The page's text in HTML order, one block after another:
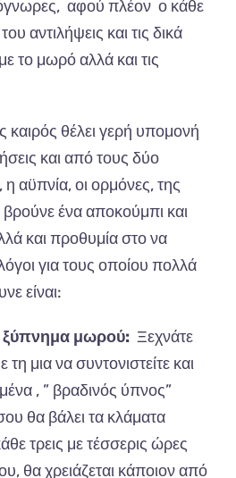
αφού πλέον ο κάθε
αντιλήψεις και τις δικά
το μωρό αλλά και τις
θέλει γερή υπομονή
και από τους δύο
αϋπνία, οι ορμόνες, της
ένα αποκούμπι και
και προθυμία στο να
για τους οποίου πολλά
είναι:
ξύπνημα μωρού: Ξεχνάτε
τη μια να συντονιστείτε και
, ” βραδινός ύπνος”
θα βάλει τα κλάματα
τρεις με τέσσερις ώρες
θα χρειάζεται κάποιον από